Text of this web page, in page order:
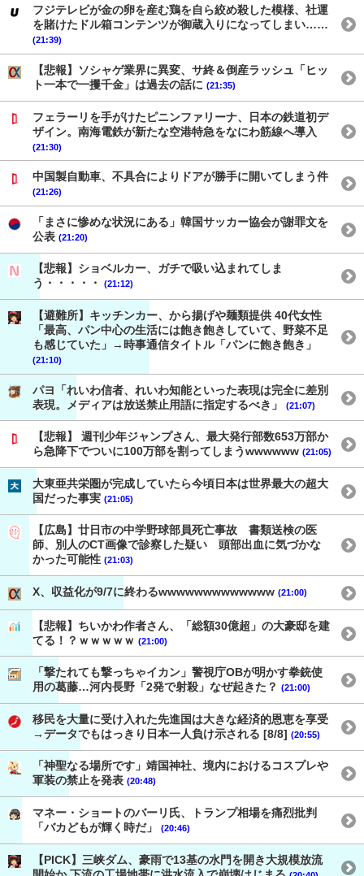
フジテレビが金の卵を産む鶏を自ら絞め殺した模様、社運
を賭けたドル箱コンテンツが御蔵入りになってしまい……
(21:39)
【悲報】ソシャゲ業界に異変、サ終＆倒産ラッシュ「ヒッ
ト一本で一攫千金」は過去の話に (21:35)
フェラーリを手がけたピニンファリーナ、日本の鉄道初デ
ザイン。南海電鉄が新たな空港特急をなにわ筋線へ導入
(21:30)
中国製自動車、不具合によりドアが勝手に開いてしまう件
(21:26)
「まさに惨めな状況にある」韓国サッカー協会が謝罪文を
公表 (21:20)
【悲報】ショベルカー、ガチで吸い込まれてしま
う・・・・・
(21:12)
【避難所】キッチンカー、から揚げや麺類提供 40代女性
「最高、パン中心の生活には飽き飽きしていて、野菜不足
も感じていた」→時事通信タイトル「パンに飽き飽き」
(21:10)
パヨ「れいわ信者、れいわ知能といった表現は完全に差別
表現。メディアは放送禁止用語に指定するべき」
(21:07)
【悲報】 週刊少年ジャンプさん、最大発行部数653万部か
ら急降下でついに100万部を割ってしまうwwwwww (21:05)
大東亜共栄圏が完成していたら今頃日本は世界最大の超大
国だった事実 (21:05)
【広島】廿日市の中学野球部員死亡事故 書類送検の医
師、別人のCT画像で診察した疑い 頭部出血に気づかな
かった可能性 (21:03)
X、収益化が9/7に終わるwwwwwwwwwwwww (21:00)
【悲報】ちいかわ作者さん、「総額30億超」の大豪邸を建
てる！？ｗｗｗｗｗ (21:00)
「撃たれても撃っちゃイカン」警視庁OBが明かす拳銃使
用の葛藤…河内長野「2発で射殺」なぜ起きた？ (21:00)
移民を大量に受け入れた先進国は大きな経済的恩恵を享受
→データでもはっきり日本一人負け示される [8/8] (20:55)
「神聖なる場所です」靖国神社、境内におけるコスプレや
軍装の禁止を発表 (20:48)
マネー・ショートのバーリ氏、トランプ相場を痛烈批判
「バカどもが輝く時だ」
(20:46)
【PICK】三峡ダム、豪雨で13基の水門を開き大規模放流